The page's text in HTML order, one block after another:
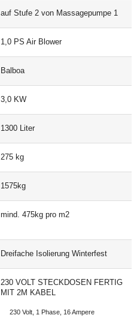
auf Stufe 2 von Massagepumpe 1
1,0 PS Air Blower
Balboa
3,0 KW
1300 Liter
275 kg
1575kg
mind. 475kg pro m2
Dreifache Isolierung Winterfest
230 VOLT STECKDOSEN FERTIG
MIT 2M KABEL
230 Volt, 1 Phase, 16 Ampere